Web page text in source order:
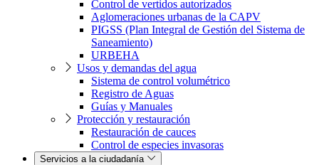
Control de vertidos autorizados
Aglomeraciones urbanas de la CAPV
PIGSS (Plan Integral de Gestión del Sistema de
Saneamiento)
URBEHA
Usos y demandas del agua
Sistema de control volumétrico
Registro de Aguas
Guías y Manuales
Protección y restauración
Restauración de cauces
Control de especies invasoras
Servicios a la ciudadanía